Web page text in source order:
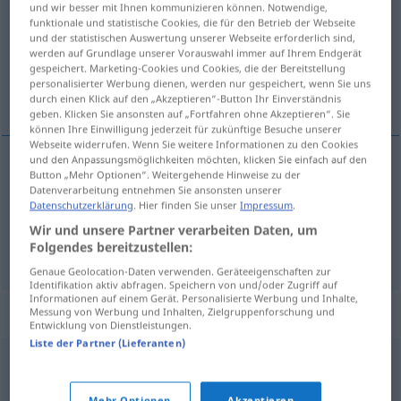
Übersicht aller Übersetzungen
(Für mehr Details die Übersetzung anklicken/antippen)
cebada perlada mondada
Beispiele
Graupen< MEISTPL >
cebadafperladaodmondada
Synonyme für "Graupe"
und wir besser mit Ihnen kommunizieren können. Notwendige,
funktionale und statistische Cookies, die für den Betrieb der Webseite
und der statistischen Auswertung unserer Webseite erforderlich sind,
werden auf Grundlage unserer Vorauswahl immer auf Ihrem Endgerät
gespeichert. Marketing-Cookies und Cookies, die der Bereitstellung
personalisierter Werbung dienen, werden nur gespeichert, wenn Sie uns
durch einen Klick auf den „Akzeptieren“-Button Ihr Einverständnis
geben. Klicken Sie ansonsten auf „Fortfahren ohne Akzeptieren“. Sie
können Ihre Einwilligung jederzeit für zukünftige Besuche unserer
Webseite widerrufen. Wenn Sie weitere Informationen zu den Cookies
und den Anpassungsmöglichkeiten möchten, klicken Sie einfach auf den
Button „Mehr Optionen“. Weitergehende Hinweise zu der
Datenverarbeitung entnehmen Sie ansonsten unserer
Datenschutzerklärung. Hier finden Sie unserImpressum.
Wir und unsere Partner verarbeiten Daten, um
Folgendes bereitzustellen:
Genaue Geolocation-Daten verwenden. Geräteeigenschaften zur
Identifikation aktiv abfragen. Speichern von und/oder Zugriff auf
Informationen auf einem Gerät. Personalisierte Werbung und Inhalte,
Messung von Werbung und Inhalten, Zielgruppenforschung und
Entwicklung von Dienstleistungen.
Liste der Partner (Lieferanten)